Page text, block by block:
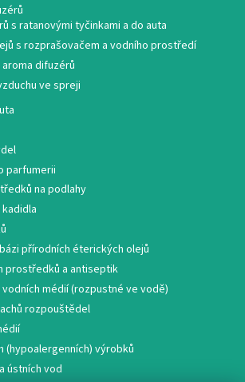
s ratanovými tyčinkami a do auta
s rozprašovačem a vodního prostředí
difuzérů
ve spreji
parfumerii
na podlahy
přírodních éterických olejů
prostředků a antiseptik
médií (rozpustné ve vodě)
rozpouštědel
(hypoalergenních) výrobků
ústních vod